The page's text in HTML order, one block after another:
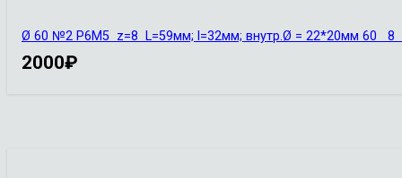
Ø 60 №2 Р6М5 z=8 L=59мм; l=32мм; внутр.Ø = 22*20мм 60
2000₽